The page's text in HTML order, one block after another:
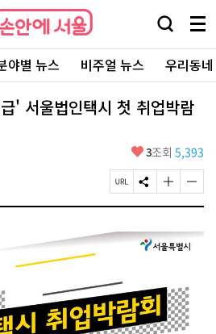
검
창
열
기
메
뉴
전
체
보
야별 뉴스 비주얼 뉴스 우리동
' 서울법인택시 첫 취업박람
좋
요
3조회 5,393
페
이
U
R
사
S
N
공
유
하
글
자
기
크
게
경
하
기
글
자
기